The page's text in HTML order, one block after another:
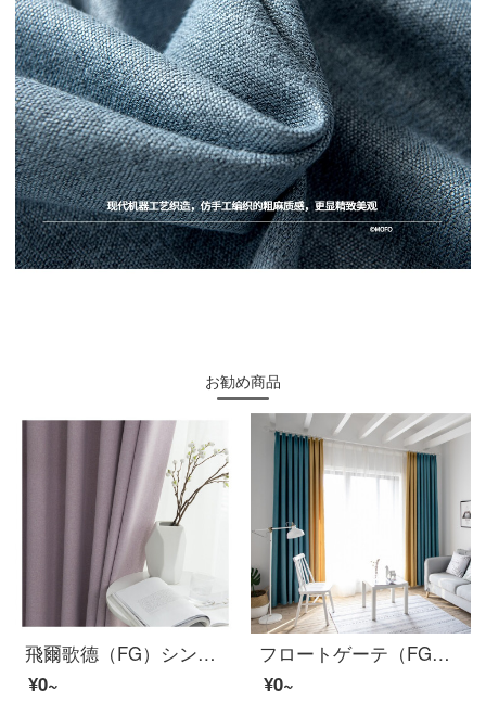
お勧め商品
飛爾歌德（FG）シンプルで無地な色彩の羅紋彩麻多色のカーテンリビングルームの書斎のベランダの床につくカーテンのオーダーメイドピンクの紫のカーテン（窓の紗をくわえません）の幅3メートル*高さ2.7メートル-フック式の一枚（高さは短くできます）
¥0~
フロートゲーテ（FG）は北欧のシンプルな現代純色の流星麻綴カーテンを厚くし、リビングルームの書斎の床に置くカーテンをカスタマイズし、薄い緑色の継ぎ目黄色のカーテンをカスタマイズしました。幅3メートル*高さ2.7メートル-フック式の一枚です。
¥0~